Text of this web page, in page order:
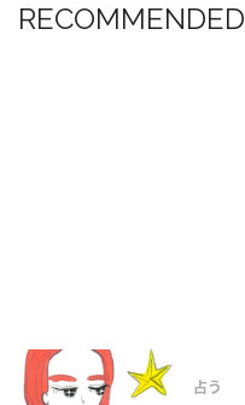
RECOMMENDED
占う